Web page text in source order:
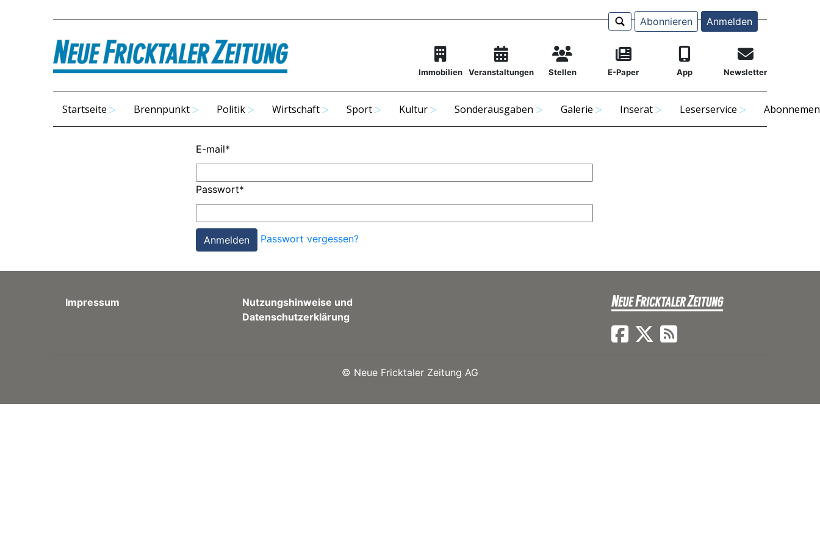
Abonnieren Anmelden
Immobilien Veranstaltungen Stellen E-Paper App Newsletter
Startseite Brennpunkt Politik Wirtschaft Sport Kultur Sonderausgaben Galerie Inserat Leserservice
E-mail*
Passwort*
Passwort vergessen?
Impressum
Nutzungshinweise und
Datenschutzerklärung
© Neue Fricktaler Zeitung AG